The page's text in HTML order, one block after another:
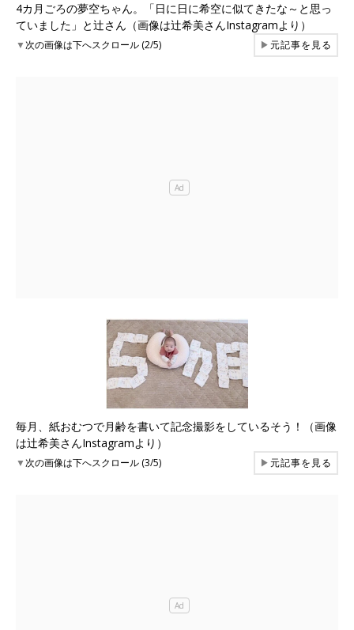
4カ月ごろの夢空ちゃん。「日に日に希空に似てきたな～と思っ
ていました」と辻さん（画像は辻希美さんInstagramより）
▼次の画像は下へスクロール (2/5) ▶元記事を見る
毎月、紙おむつで月齢を書いて記念撮影をしているそう！（画像
は辻希美さんInstagramより）
▼次の画像は下へスクロール (3/5) ▶元記事を見る